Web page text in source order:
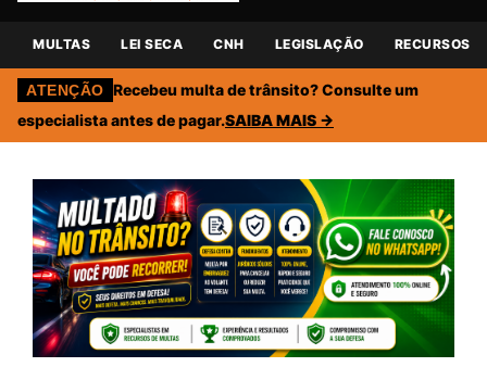
MULTAS LEI SECA CNH LEGISLAÇÃO RECURSOS
ATENÇÃO Recebeu multa de trânsito? Consulte um
especialista antes de pagar.SAIBA MAIS →